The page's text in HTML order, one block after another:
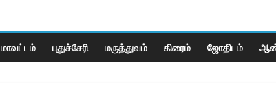
மாவட்டம் புதுச்சேரி மருத்துவம் கிரைம் ஜோ‌திட‌ம்